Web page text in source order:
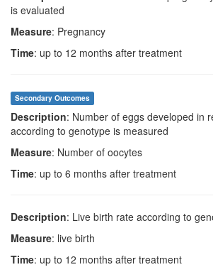
is evaluated
Measure: Pregnancy
Time: up to 12 months after treatment
Secondary Outcomes
Description: Number of eggs developed in
according to genotype is measured
Measure: Number of oocytes
Time: up to 6 months after treatment
Description: Live birth rate according to
Measure: live birth
Time: up to 12 months after treatment